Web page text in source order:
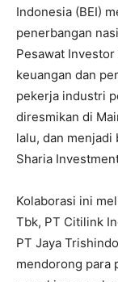
Indonesia (BEI)
penerbangan
Pesawat
keuangan dan
pekerja industri
diresmikan di
lalu, dan menjadi
Sharia
Kolaborasi ini
Tbk, PT Citilink
PT Jaya
mendorong para